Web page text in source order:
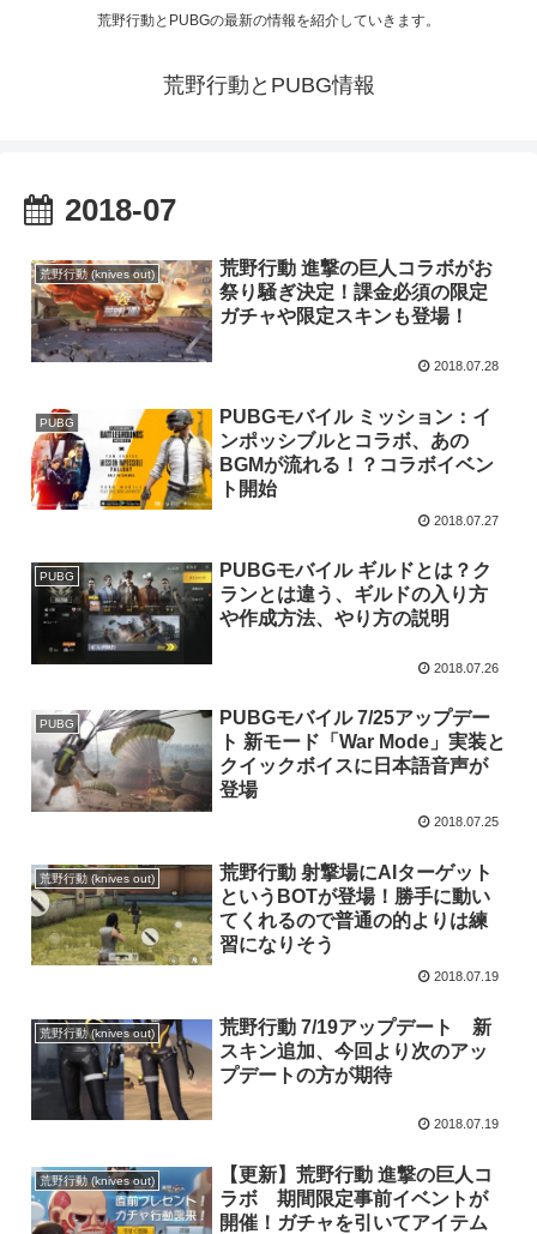
荒野行動とPUBGの最新の情報を紹介していきます。
荒野行動とPUBG情報
2018-07
荒野行動 (knives out)
荒野行動 進撃の巨人コラボがお
祭り騒ぎ決定！課金必須の限定
ガチャや限定スキンも登場！
2018.07.28
PUBG
PUBGモバイル ミッション：イ
ンポッシブルとコラボ、あの
BGMが流れる！？コラボイベン
ト開始
2018.07.27
PUBG
PUBGモバイル ギルドとは？ク
ランとは違う、ギルドの入り方
や作成方法、やり方の説明
2018.07.26
PUBG
PUBGモバイル 7/25アップデー
ト 新モード「War Mode」実装と
クイックボイスに日本語音声が
登場
2018.07.25
荒野行動 (knives out)
荒野行動 射撃場にAIターゲット
というBOTが登場！勝手に動い
てくれるので普通の的よりは練
習になりそう
2018.07.19
荒野行動 (knives out)
荒野行動 7/19アップデート 新
スキン追加、今回より次のアッ
プデートの方が期待
2018.07.19
荒野行動 (knives out)
【更新】荒野行動 進撃の巨人コ
ラボ 期間限定事前イベントが
開催！ガチャを引いてアイテム